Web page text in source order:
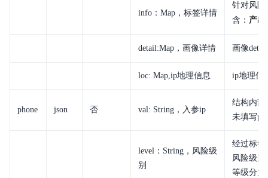
info：Map，标签详情
针对风险
含： 产出
detail:Map，画像详情 画像
loc: Map,ip地理信息 ip地理信
phone json 否 val: String，入参ip
结构内部
未填写
level：String，风险级
别
经过标签
风险级
等级分为